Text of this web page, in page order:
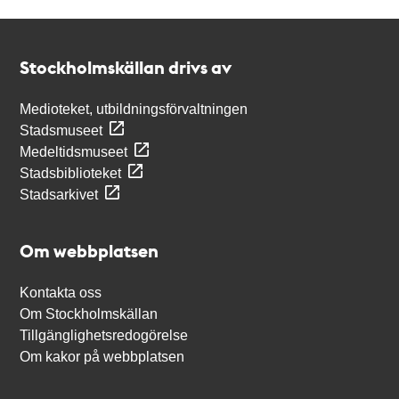
Stockholmskällan drivs av
Medioteket, utbildningsförvaltningen
Stadsmuseet
Medeltidsmuseet
Stadsbiblioteket
Stadsarkivet
Om webbplatsen
Kontakta oss
Om Stockholmskällan
Tillgänglighetsredogörelse
Om kakor på webbplatsen